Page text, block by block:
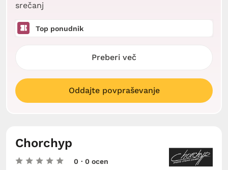
srečanj
Top ponudnik
Preberi več
Oddajte povpraševanje
Chorchyp
0 · 0 ocen